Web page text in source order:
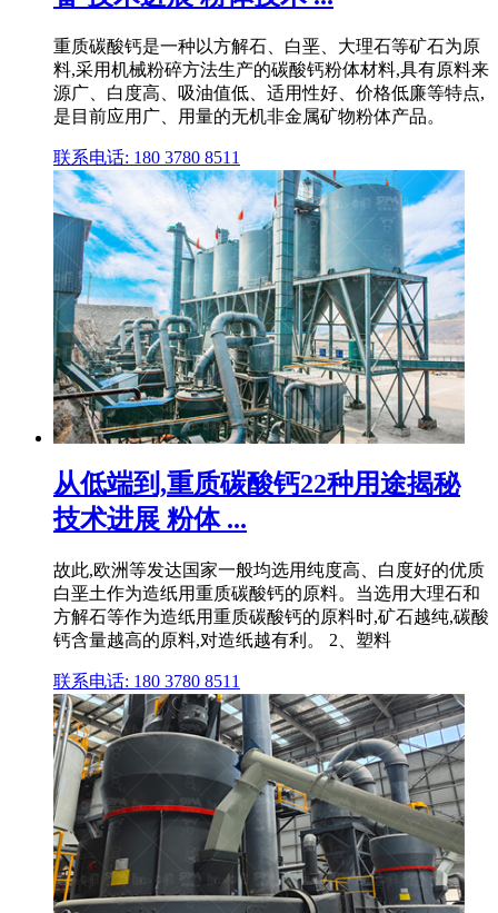
重质碳酸钙是一种以方解石、白垩、大理石等矿石为原
料,采用机械粉碎方法生产的碳酸钙粉体材料,具有原料来
源广、白度高、吸油值低、适用性好、价格低廉等特点,
是目前应用广、用量的无机非金属矿物粉体产品。
联系电话: 180 3780 8511
从低端到,重质碳酸钙22种用途揭秘
技术进展 粉体 ...
故此,欧洲等发达国家一般均选用纯度高、白度好的优质
白垩土作为造纸用重质碳酸钙的原料。当选用大理石和
方解石等作为造纸用重质碳酸钙的原料时,矿石越纯,碳酸
钙含量越高的原料,对造纸越有利。 2、塑料
联系电话: 180 3780 8511